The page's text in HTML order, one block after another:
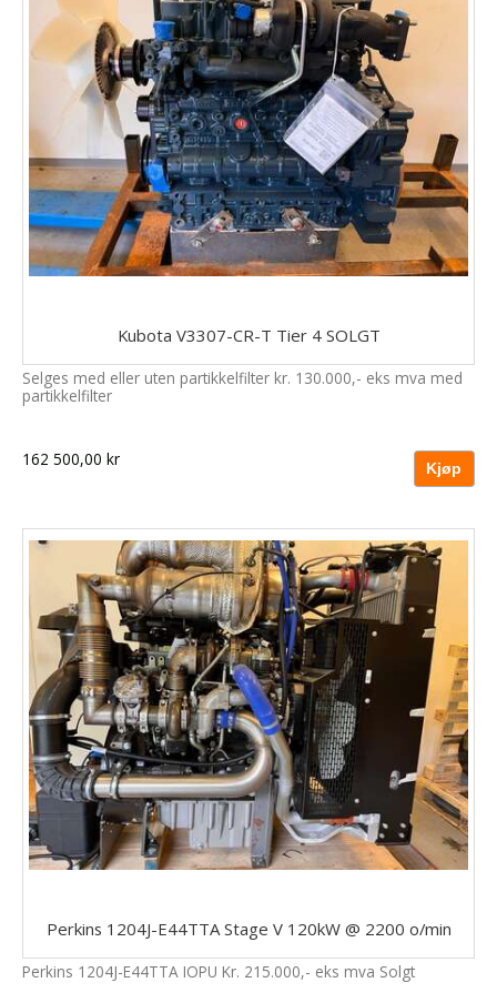
Kubota V3307-CR-T Tier 4 SOLGT
Selges med eller uten partikkelfilter kr. 130.000,- eks mva med
partikkelfilter
162 500,00 kr
Perkins 1204J-E44TTA Stage V 120kW @ 2200 o/min
Perkins 1204J-E44TTA IOPU Kr. 215.000,- eks mva Solgt